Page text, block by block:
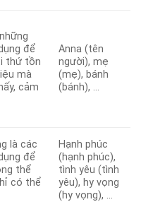
để
thứ tồn
mà
cảm
Anna (tên
người), mẹ
(mẹ), bánh
(bánh), …
là các
để
thể
có thể
Hạnh phúc
(hạnh phúc),
tình yêu (tình
yêu), hy vọng
(hy vọng), …